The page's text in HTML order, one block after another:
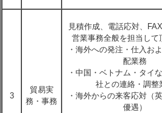
3
貿易実
務・事務
見積作成、電話応対、
営業事務全般を担当して
・海外への発注・仕入お
配業務
・中国・ベトナム・タイ
社との連絡・調整
・海外からの来客応対（
優遇）